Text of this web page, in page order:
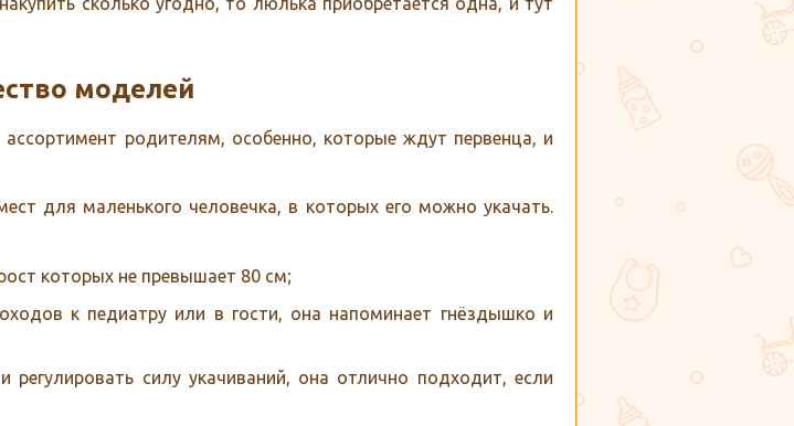
моделей
родителям, особенно, которые ждут первенца, и
для маленького человечка, в которых его можно укачать.
которых не превышает 80 см;
к педиатру или в гости, она напоминает гнёздышко и
силу укачиваний, она отлично подходит, если